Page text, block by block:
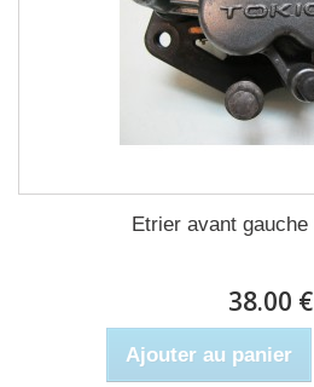
Etrier avant gauche
38.00 €
Ajouter au panier